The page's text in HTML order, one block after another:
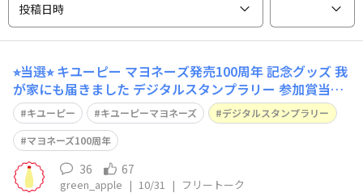
投稿日時
⭐︎当選⭐︎ キユーピー マヨネーズ発売100周年 記念グッズ 我
が家にも届きました デジタルスタンプラリー 参加賞当選
キユーピー マヨネーズ100周年 マヨネーズ型付箋 思った
以上に大きいサイズ マヨネーズ型の付箋 可愛い 文具好き
キユーピー キユーピーマヨネーズ
デジタルスタンプラリー
マヨネーズ100周年
36 67
green_apple | 10/31 | フリートーク